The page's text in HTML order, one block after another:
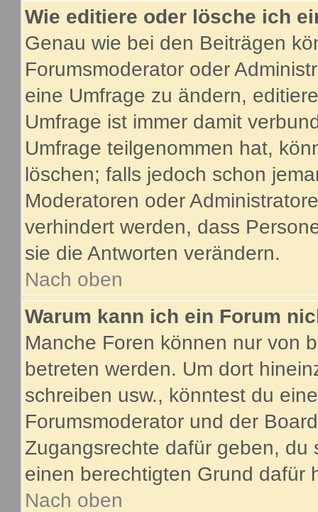
Wie editiere oder lösche ich
Genau wie bei den Beiträgen
Forumsmoderator oder
eine Umfrage zu ändern,
Umfrage ist immer damit
Umfrage teilgenommen hat,
löschen; falls jedoch schon
Moderatoren oder
verhindert werden, dass
sie die Antworten verändern.
Nach oben
Warum kann ich ein Forum
Manche Foren können nur von
betreten werden. Um dort
schreiben usw., könntest du
Forumsmoderator und der
Zugangsrechte dafür geben,
einen berechtigten Grund dafür
Nach oben